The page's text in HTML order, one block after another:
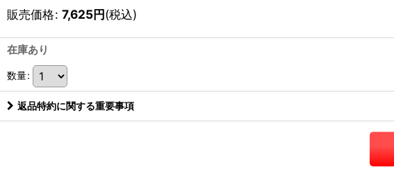
販売価格: 7,625円(税込)
在庫あり
数量:
返品特約に関する重要事項